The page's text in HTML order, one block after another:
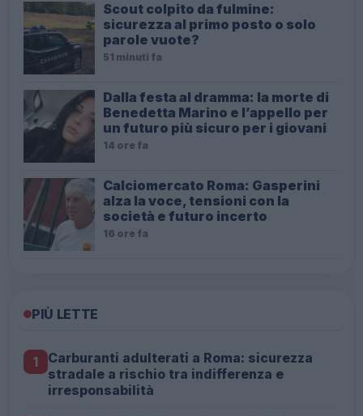
Scout colpito da fulmine:
sicurezza al primo posto o solo
parole vuote?
51 minuti fa
Dalla festa al dramma: la morte di
Benedetta Marino e l’appello per
un futuro più sicuro per i giovani
14 ore fa
Calciomercato Roma: Gasperini
alza la voce, tensioni con la
società e futuro incerto
16 ore fa
PIÙ LETTE
1
Carburanti adulterati a Roma: sicurezza
stradale a rischio tra indifferenza e
irresponsabilità